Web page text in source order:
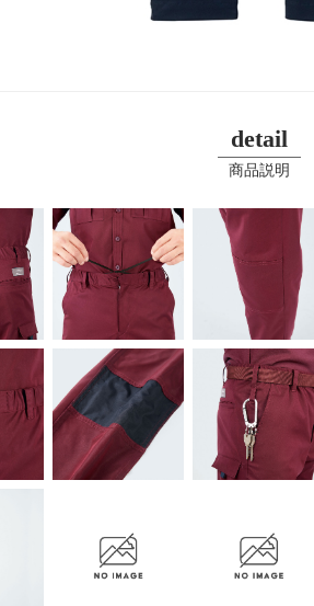
detail
商品説明